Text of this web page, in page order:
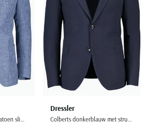
colbert blauw geruit katoen slim fit
Dressler
Colberts donkerblauw met structuurtje Shaped Fit